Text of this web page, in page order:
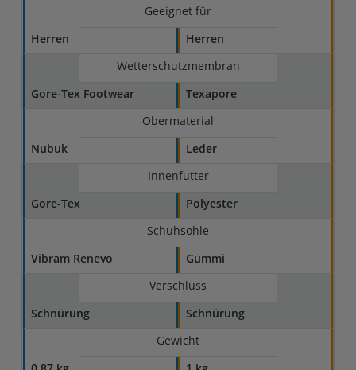
Geeignet für
Herren
Herren
Wetterschutzmembran
Gore-Tex Footwear
Texapore
Obermaterial
Nubuk
Leder
Innenfutter
Gore-Tex
Polyester
Schuhsohle
Vibram Renevo
Gummi
Verschluss
Schnürung
Schnürung
Gewicht